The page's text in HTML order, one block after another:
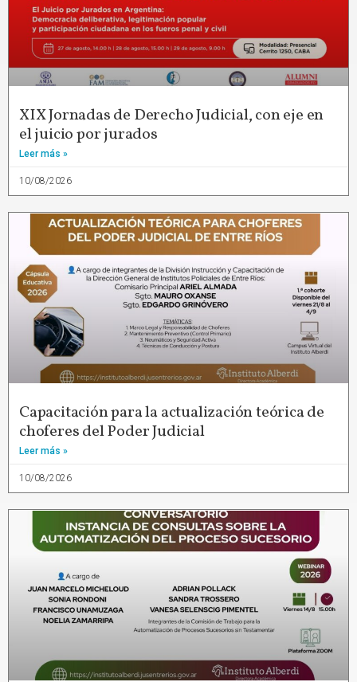
XIX Jornadas de Derecho Judicial, con eje en
el juicio por jurados
Leer más »
10/08/2026
Capacitación para la actualización teórica de
choferes del Poder Judicial
Leer más »
10/08/2026